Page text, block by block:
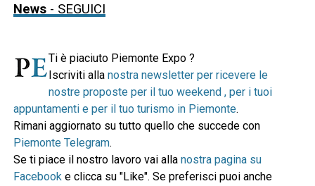
News- SEGUICI
Ti è piaciuto Piemonte Expo ?
Iscriviti alla nostra newsletter per ricevere le
nostre proposte per il tuo weekend , per i tuoi
appuntamenti e per il tuo turismo in Piemonte.
Rimani aggiornato su tutto quello che succede con
Piemonte Telegram.
Se ti piace il nostro lavoro vai alla nostra pagina su
Facebooke clicca su "Like". Se preferisci puoi anche